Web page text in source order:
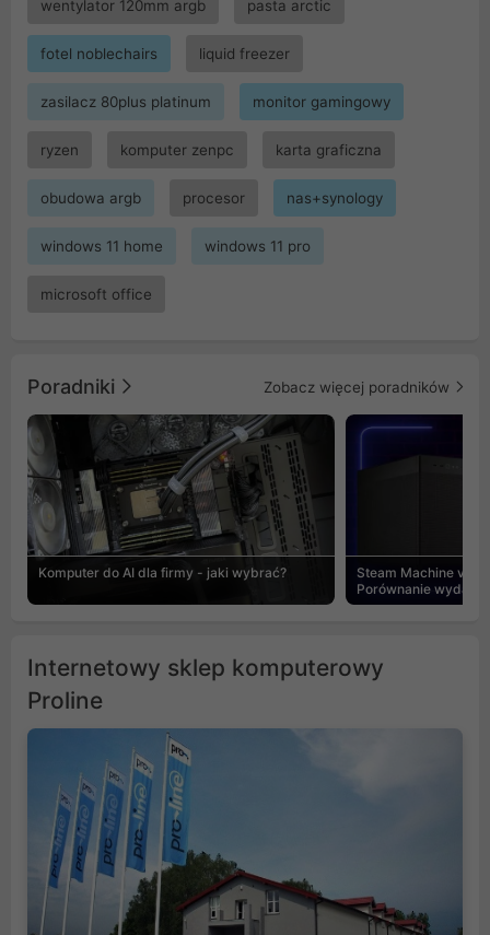
wentylator 120mm argb pasta arctic
fotel noblechairs liquid freezer
zasilacz 80plus platinum monitor gamingowy
ryzen komputer zenpc karta graficzna
obudowa argb procesor nas+synology
windows 11 home windows 11 pro
microsoft office
Poradniki Zobacz więcej poradników
Komputer do AI dla firmy - jaki wybrać?
Steam Machine vs
Porównanie
Internetowy sklep komputerowy
Proline